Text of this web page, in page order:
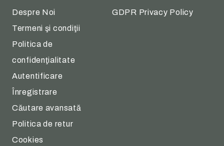
Despre Noi
Termeni şi condiţii
Politica de
confidenţialitate
Autentificare
Înregistrare
Căutare avansată
Politica de retur
Cookies
GDPR Privacy Policy